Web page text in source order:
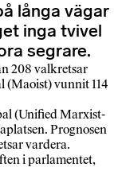
långa vägar
inga tvivel
segrare.
208 valkretsar
(Maoist) vunnit 114
(Unified Marxist-
Prognosen
vardera.
i parlamentet,